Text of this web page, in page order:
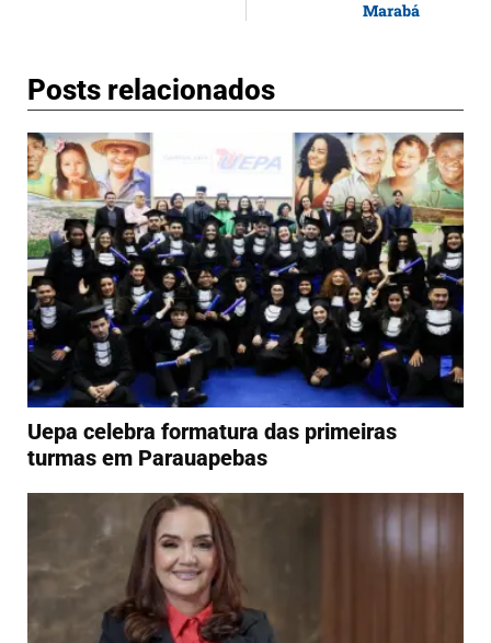
Marabá
Posts relacionados
Uepa celebra formatura das primeiras
turmas em Parauapebas